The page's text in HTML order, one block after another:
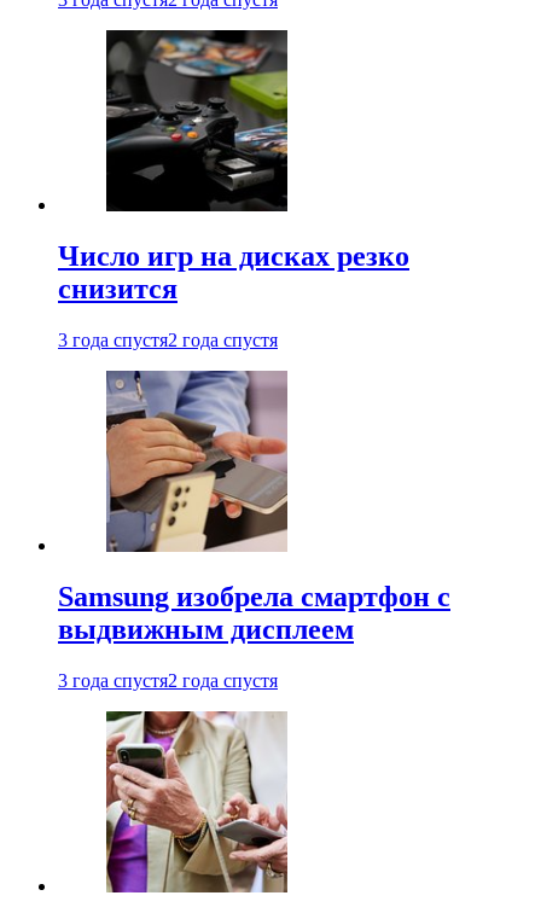
Число игр на дисках резко
снизится
3 года спустя2 года спустя
Samsung изобрела смартфон с
выдвижным дисплеем
3 года спустя2 года спустя